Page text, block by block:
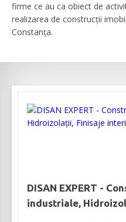
firme ce au ca obiect de
realizarea de construcții
Constanța.
DISAN EXPERT -
industriale,